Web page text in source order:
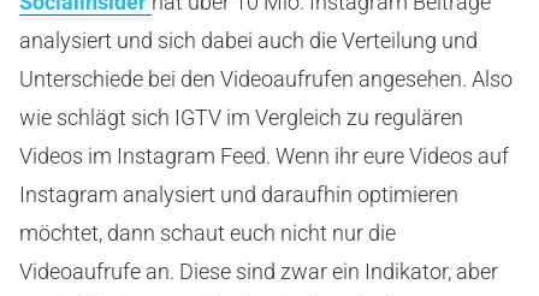
analysiert und sich dabei auch die Verteilung und
Unterschiede bei den Videoaufrufen angesehen. Also
wie schlägt sich IGTV im Vergleich zu regulären
Videos im Instagram Feed. Wenn ihr eure Videos auf
Instagram analysiert und daraufhin optimieren
möchtet, dann schaut euch nicht nur die
Videoaufrufe an. Diese sind zwar ein Indikator, aber